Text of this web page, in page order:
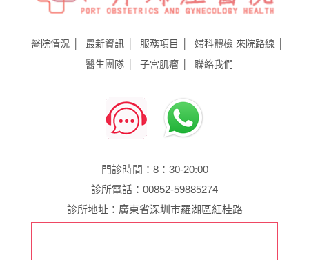
醫院情況 最新資訊 服務項目 婦科體檢 來院路線
醫生團隊
子宮肌瘤 聯絡我們
門診時間：8：30-20:00
診所電話：00852-59885274
診所地址：廣東省深圳市羅湖區紅桂路